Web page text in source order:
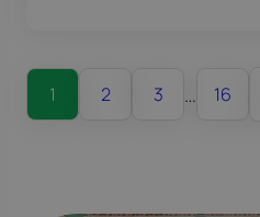
1 2 3 … 16